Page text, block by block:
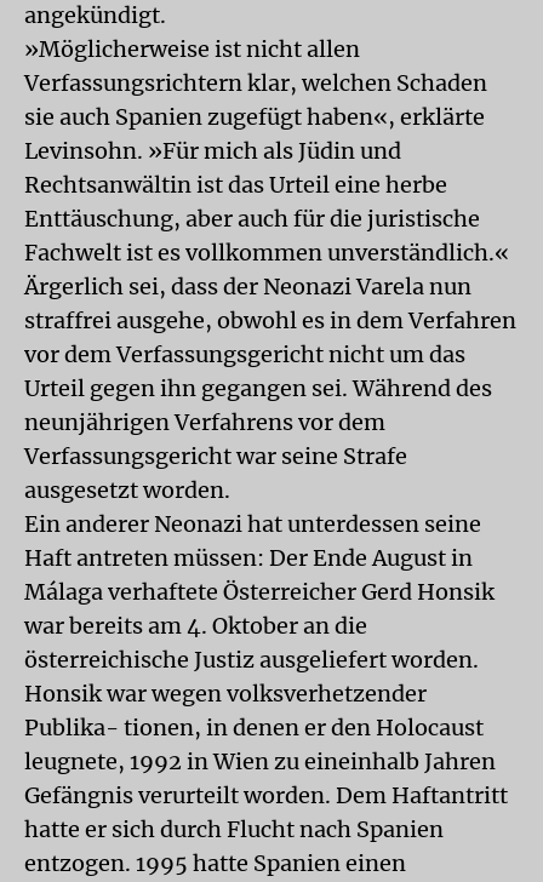
angekündigt.
»Möglicherweise ist nicht allen
Verfassungsrichtern klar, welchen Schaden
sie auch Spanien zugefügt haben«, erklärte
Levinsohn. »Für mich als Jüdin und
Rechtsanwältin ist das Urteil eine herbe
Enttäuschung, aber auch für die juristische
Fachwelt ist es vollkommen unverständlich.«
Ärgerlich sei, dass der Neonazi Varela nun
straffrei ausgehe, obwohl es in dem Verfahren
vor dem Verfassungsgericht nicht um das
Urteil gegen ihn gegangen sei. Während des
neunjährigen Verfahrens vor dem
Verfassungsgericht war seine Strafe
ausgesetzt worden.
Ein anderer Neonazi hat unterdessen seine
Haft antreten müssen: Der Ende August in
Málaga verhaftete Österreicher Gerd Honsik
war bereits am 4. Oktober an die
österreichische Justiz ausgeliefert worden.
Honsik war wegen volksverhetzender
Publika- tionen, in denen er den Holocaust
leugnete, 1992 in Wien zu eineinhalb Jahren
Gefängnis verurteilt worden. Dem Haftantritt
hatte er sich durch Flucht nach Spanien
entzogen. 1995 hatte Spanien einen